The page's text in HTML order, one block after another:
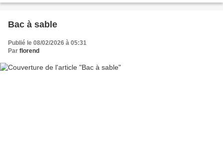
Bac à sable
Publié le 08/02/2026 à 05:31
Par florend